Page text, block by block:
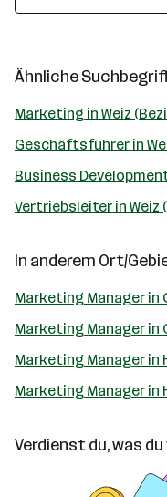
Ähnliche
Marketing in Weiz
Geschäftsführer in
Business
Vertriebsleiter in Weiz
In anderem Ort/
Marketing Manager in
Marketing Manager in
Marketing Manager in
Marketing Manager
Verdienst du, was